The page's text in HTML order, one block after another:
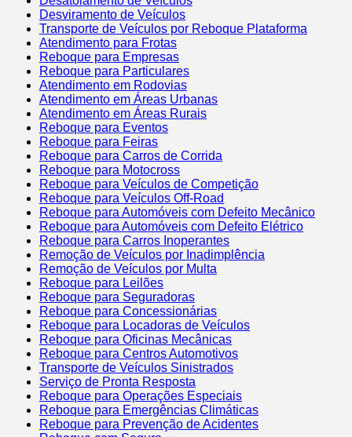
Desviramento de Veículos
Transporte de Veículos por Reboque Plataforma
Atendimento para Frotas
Reboque para Empresas
Reboque para Particulares
Atendimento em Rodovias
Atendimento em Áreas Urbanas
Atendimento em Áreas Rurais
Reboque para Eventos
Reboque para Feiras
Reboque para Carros de Corrida
Reboque para Motocross
Reboque para Veículos de Competição
Reboque para Veículos Off-Road
Reboque para Automóveis com Defeito Mecânico
Reboque para Automóveis com Defeito Elétrico
Reboque para Carros Inoperantes
Remoção de Veículos por Inadimplência
Remoção de Veículos por Multa
Reboque para Leilões
Reboque para Seguradoras
Reboque para Concessionárias
Reboque para Locadoras de Veículos
Reboque para Oficinas Mecânicas
Reboque para Centros Automotivos
Transporte de Veículos Sinistrados
Serviço de Pronta Resposta
Reboque para Operações Especiais
Reboque para Emergências Climáticas
Reboque para Prevenção de Acidentes